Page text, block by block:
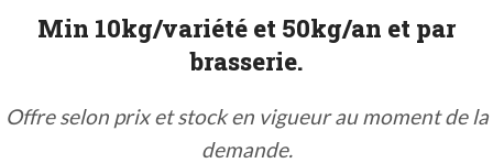
Min 10kg/variété et 50kg/an et par
brasserie.
Offre selon prix et stock en vigueur au moment de la
demande.